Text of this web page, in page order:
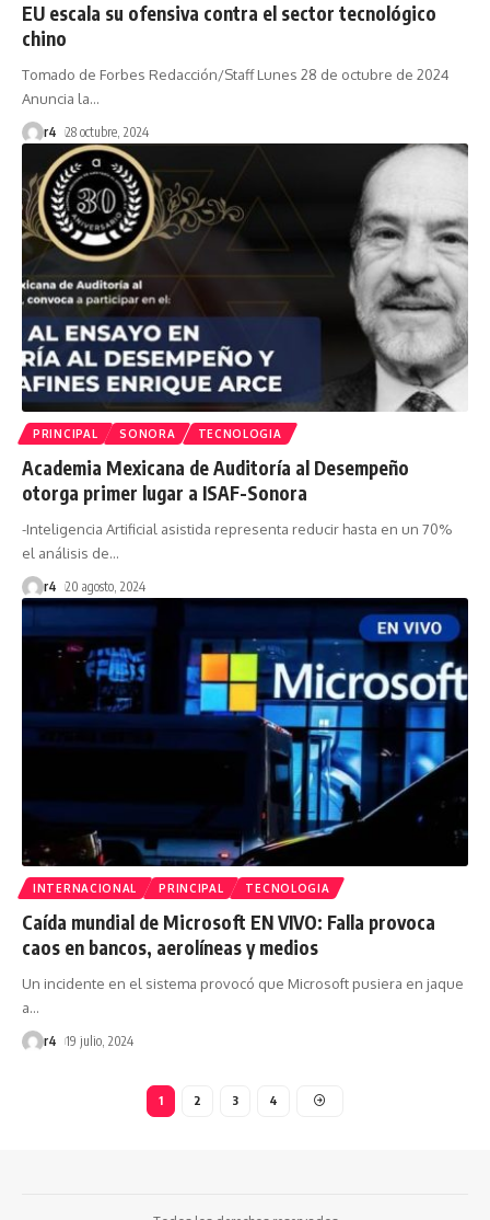
EU escala su ofensiva contra el sector tecnológico
chino
Tomado de Forbes Redacción/Staff Lunes 28 de octubre de 2024
Anuncia la…
r4 28 octubre, 2024
PRINCIPAL SONORA TECNOLOGIA
Academia Mexicana de Auditoría al Desempeño
otorga primer lugar a ISAF-Sonora
-Inteligencia Artificial asistida representa reducir hasta en un 70%
el análisis de…
r4 20 agosto, 2024
INTERNACIONAL PRINCIPAL TECNOLOGIA
Caída mundial de Microsoft EN VIVO: Falla provoca
caos en bancos, aerolíneas y medios
Un incidente en el sistema provocó que Microsoft pusiera en jaque
a…
r4 19 julio, 2024
1 2 3 4